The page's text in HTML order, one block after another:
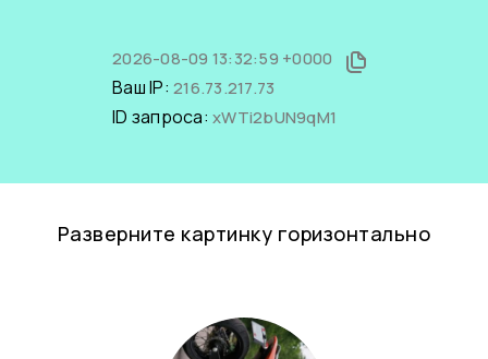
2026-08-09 13:32:59 +0000
Ваш IP: 216.73.217.73
ID запроса: xWTi2bUN9qM1
Разверните картинку горизонтально